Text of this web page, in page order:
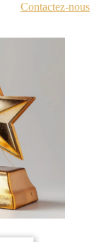
Contactez-nous